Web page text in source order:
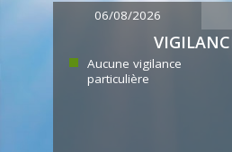
06/08/2026
Aucune vigilance
particulière